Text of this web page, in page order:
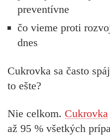
preventívne
čo vieme proti
dnes
Cukrovka sa často
to ešte?
Nie celkom. Cukrovka
až 95 % všetkých